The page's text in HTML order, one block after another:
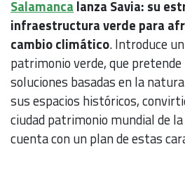
Salamanca lanza Savia: su
infraestructura verde para
cambio climático. Introduce
patrimonio verde, que
soluciones basadas en la
sus espacios históricos,
ciudad patrimonio mundial de
cuenta con un plan de estas